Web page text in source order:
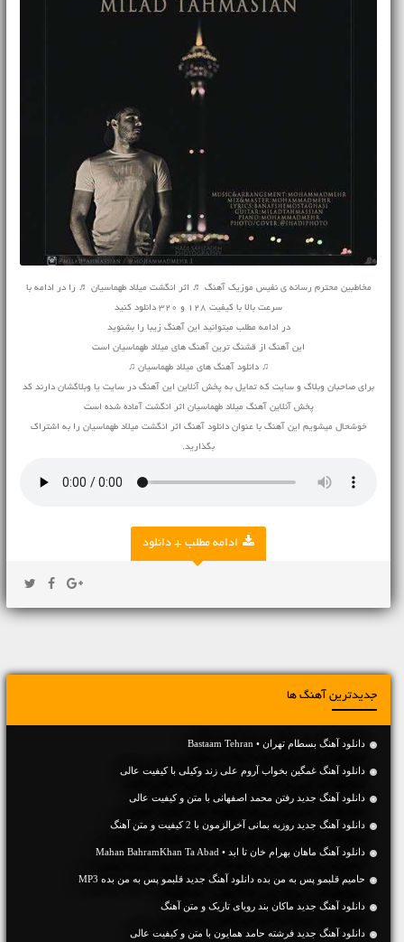
مخاطبین محترم رسانه ی نفیس موزیک آهنگ ♬ اثر انگشت میلاد طهماسیان ♬ را در ادامه با
سرعت بالا با کیفیت 128 و 320 دانلود کنید
در ادامه مطلب میتوانید این آهنگ زیبا را بشنوید
این آهنگ از قشنگ ترین آهنگ های میلاد طهماسیان است
♫ دانلود آهنگ های میلاد طهماسیان ♫
برای صاحبان وبلاگ و سایت که تمایل به پخش آنلاین این آهنگ در سایت یا وبلاگشان دارند کد
پخش آنلاین آهنگ میلاد طهماسیان اثر انگشت آماده شده است
خوشحال میشویم این آهنگ با عنوان دانلود آهنگ اثر انگشت میلاد طهماسیان را به اشتراک
بگذارید.
ادامه مطلب + دانلود
جدیدترین آهنگ ها
دانلود آهنگ بسطام تهران • Bastaam Tehran
دانلود آهنگ غمگین بخواب آروم علی زند وکیلی با کیفیت عالی
دانلود آهنگ جديد رفتن محمد اصفهانی با متن و کیفیت عالی
دانلود آهنگ جديد روزبه بمانی آخرالزمون با 2 کیفیت و متن آهنگ
دانلود آهنگ ماهان بهرام خان تا ابد • Mahan BahramKhan Ta Abad
حامیم قلبمو پس به من بده دانلود آهنگ جدید قلبمو پس به من بده MP3
دانلود آهنگ جديد ماکان بند رویای تاریک و متن آهنگ
دانلود آهنگ جديد فرشته حامد همایون با متن و کیفیت عالی